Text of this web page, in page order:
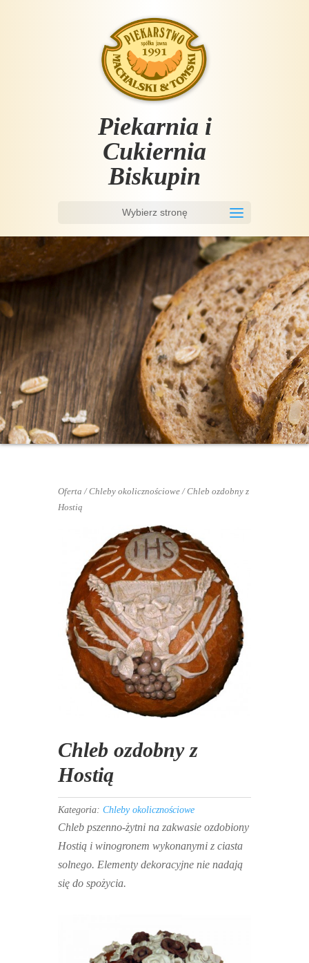
Piekarnia i
Cukiernia
Biskupin
Wybierz stronę
Oferta /Chleby okolicznościowe/ Chleb ozdobny z
Hostią
Chleb ozdobny z
Hostią
Kategoria: Chleby okolicznościowe
Chleb pszenno-żytni na zakwasie ozdobiony
Hostią i winogronem wykonanymi z ciasta
solnego. Elementy dekoracyjne nie nadają
się do spożycia.